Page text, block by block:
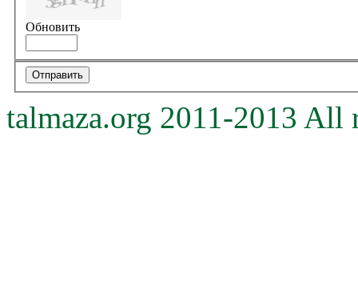
Обновить
talmaza.org 2011-2013 All